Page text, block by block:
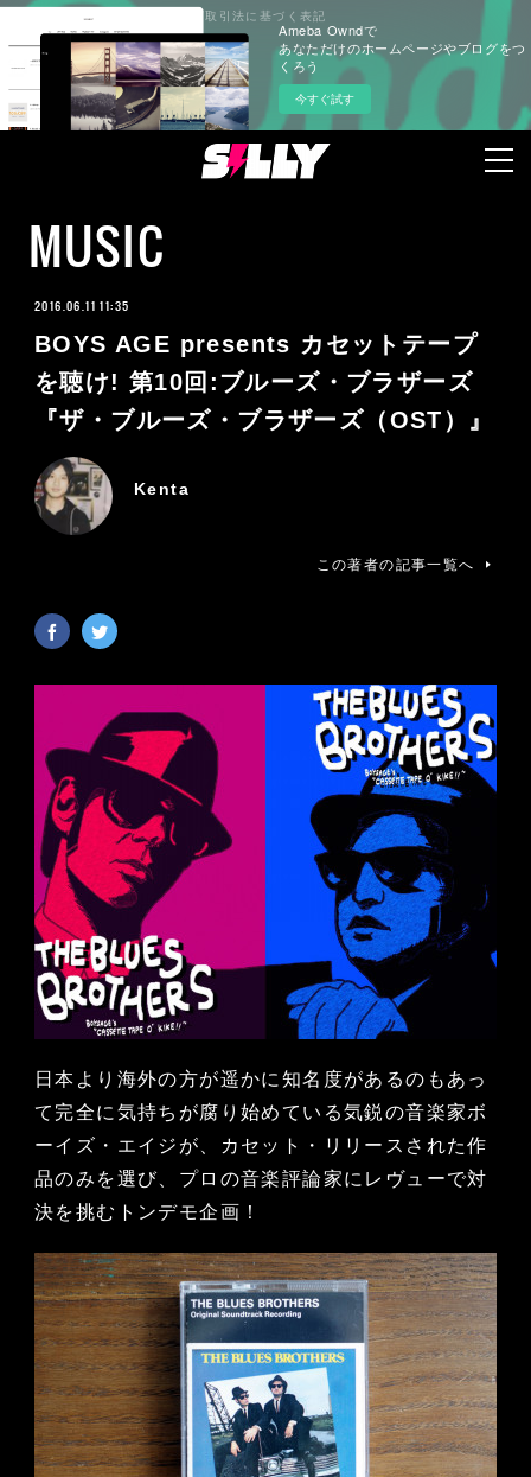
Ameba Owndで
あなただけのホームページやブログをつ
くろう
今すぐ試す
MUSIC
2016.06.11 11:35
BOYS AGE presents カセットテープ
を聴け! 第10回:ブルーズ・ブラザーズ
『ザ・ブルーズ・ブラザーズ（OST）』
Kenta
この著者の記事一覧へ
日本より海外の方が遥かに知名度があるのもあっ
て完全に気持ちが腐り始めている気鋭の音楽家ボ
ーイズ・エイジが、カセット・リリースされた作
品のみを選び、プロの音楽評論家にレヴューで対
決を挑むトンデモ企画！
プライバシーポリシー 特定商取引法に基づく表記